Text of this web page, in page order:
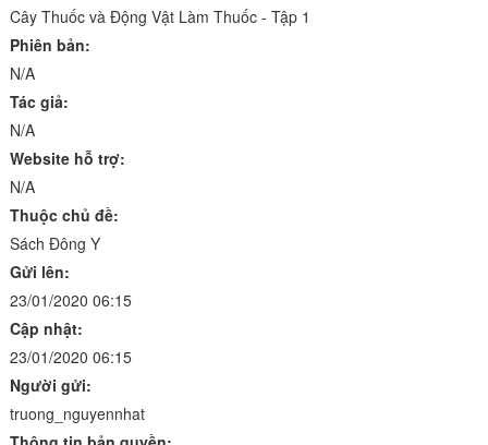
Cây Thuốc và Động Vật Làm Thuốc - Tập 1
Phiên bản:
N/A
Tác giả:
N/A
Website hỗ trợ:
N/A
Thuộc chủ đề:
Sách Đông Y
Gửi lên:
23/01/2020 06:15
Cập nhật:
23/01/2020 06:15
Người gửi:
truong_nguyennhat